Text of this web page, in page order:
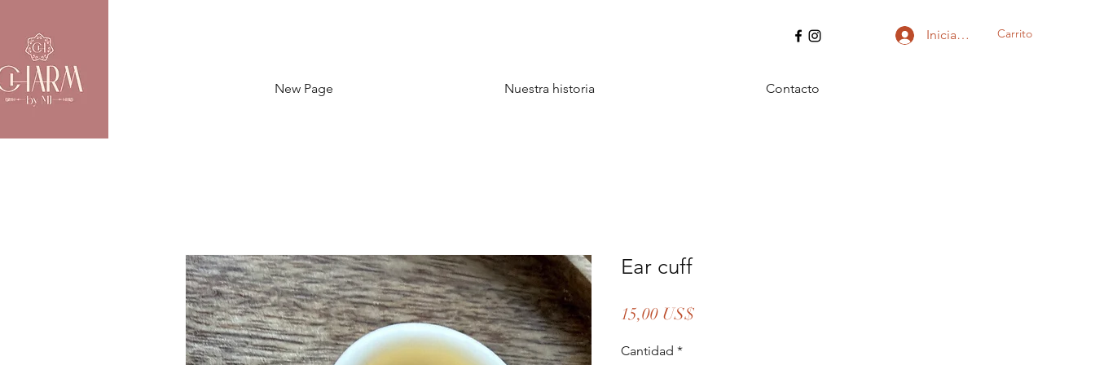
Iniciar sesiónCarrito
New Page Nuestra historia Contacto
Ear cuff
15,00 US$
Cantidad *